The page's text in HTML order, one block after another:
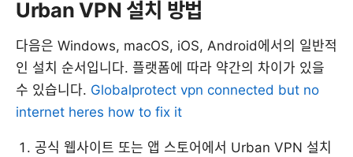
Urban VPN 설치 방법
다음은 Windows, macOS, iOS, Android에서의 일반적
인 설치 순서입니다. 플랫폼에 따라 약간의 차이가 있을
수 있습니다. Globalprotect vpn connected but no
internet heres how to fix it
공식 웹사이트 또는 앱 스토어에서 Urban VPN 설치